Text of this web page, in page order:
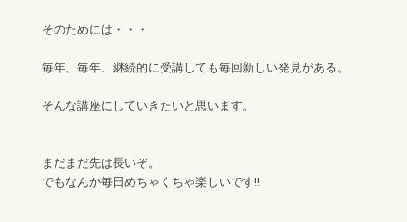
そのためには・・・
毎年、毎年、継続的に受講しても毎回新しい発見がある。
そんな講座にしていきたいと思います。
まだまだ先は長いぞ。
でもなんか毎日めちゃくちゃ楽しいです!!